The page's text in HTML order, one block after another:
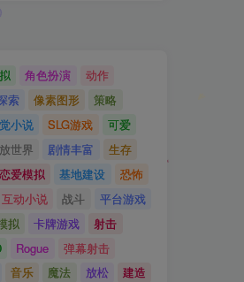
角色扮演
动作
索 像素图形
策略
小说 SLG游戏
可爱
世界 剧情丰富
生存
恋爱模拟 基地建设
恐怖
互动小说 战斗
平台游戏
拟 卡牌游戏
射击
Rogue
弹幕射击
音乐 魔法 放松
建造